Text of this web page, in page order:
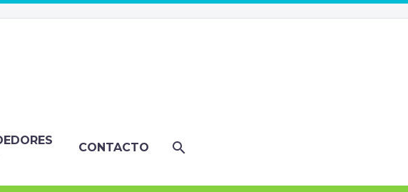
CONTACTO